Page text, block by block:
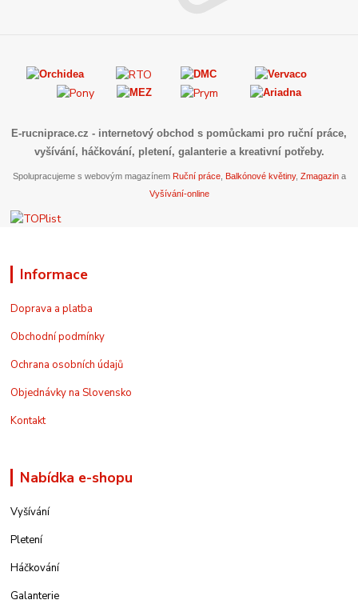
E-rucniprace.cz - internetový obchod s pomůckami pro ruční práce,
vyšívání, háčkování, pletení, galanterie a kreativní potřeby.
Spolupracujeme s webovým magazínem Ruční práce, Balkónové květiny, Zmagazina
Vyšívání-online
Informace
Doprava a platba
Obchodní podmínky
Ochrana osobních údajů
Objednávky na Slovensko
Kontakt
Nabídka e-shopu
Vyšívání
Pletení
Háčkování
Galanterie